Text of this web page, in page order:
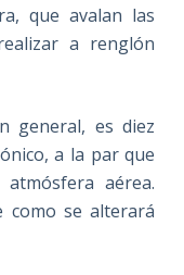
que avalan las
a renglón
general, es diez
a la par que
aérea.
como se alterará